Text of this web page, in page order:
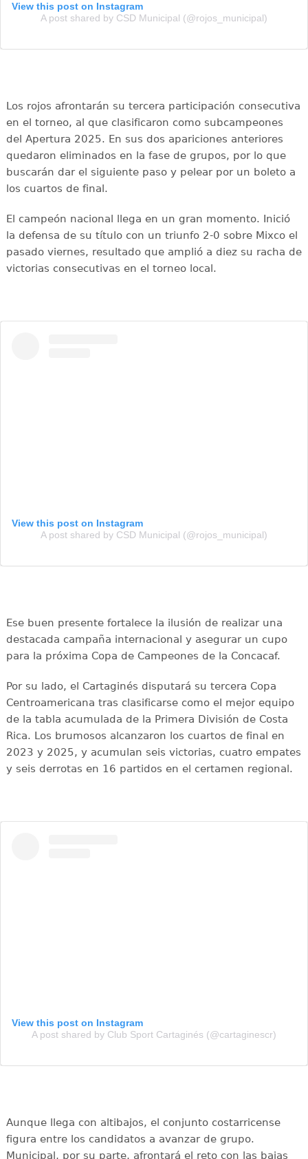
View this post on Instagram
A post shared by CSD Municipal (@rojos_municipal)
Los rojos afrontarán su tercera participación consecutiva
en el torneo, al que clasificaron como subcampeones
del Apertura 2025. En sus dos apariciones anteriores
quedaron eliminados en la fase de grupos, por lo que
buscarán dar el siguiente paso y pelear por un boleto a
los cuartos de final.
El campeón nacional llega en un gran momento. Inició
la defensa de su título con un triunfo 2-0 sobre Mixco el
pasado viernes, resultado que amplió a diez su racha de
victorias consecutivas en el torneo local.
View this post on Instagram
A post shared by CSD Municipal (@rojos_municipal)
Ese buen presente fortalece la ilusión de realizar una
destacada campaña internacional y asegurar un cupo
para la próxima Copa de Campeones de la Concacaf.
Por su lado, el Cartaginés disputará su tercera Copa
Centroamericana tras clasificarse como el mejor equipo
de la tabla acumulada de la Primera División de Costa
Rica. Los brumosos alcanzaron los cuartos de final en
2023 y 2025, y acumulan seis victorias, cuatro empates
y seis derrotas en 16 partidos en el certamen regional.
View this post on Instagram
A post shared by Club Sport Cartaginés (@cartaginescr)
Aunque llega con altibajos, el conjunto costarricense
figura entre los candidatos a avanzar de grupo.
Municipal, por su parte, afrontará el reto con las bajas